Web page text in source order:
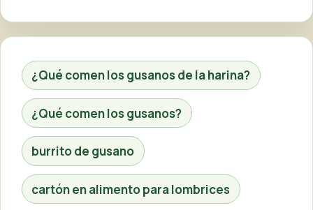
¿Qué comen los gusanos de la harina?
¿Qué comen los gusanos?
burrito de gusano
cartón en alimento para lombrices